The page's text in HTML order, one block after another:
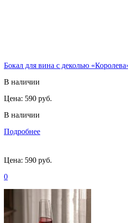
Бокал для вина с деколью
В наличии
Цена: 590 руб.
В наличии
Подробнее
Цена: 590 руб.
0